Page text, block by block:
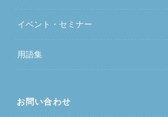
イベント・セミナー
用語集
お問い合わせ